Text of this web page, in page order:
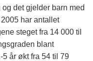
det gjelder barn med
har antallet
steget fra 14 000 til
blant
år økt fra 54 til 79